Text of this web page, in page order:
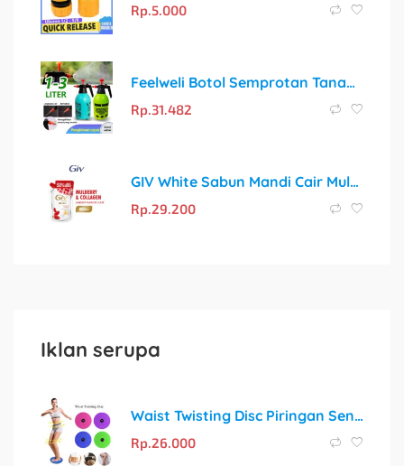
Rp.5.000
Feelweli Botol Semprotan Tanaman Pressure Sprayer 1L / 2L / 3L
Rp.31.482
GIV White Sabun Mandi Cair Mulberry & Collagen Pouch 800ml
Rp.29.200
Iklan serupa
Waist Twisting Disc Piringan Senam Trimmer Jogging Plate Twister
Rp.26.000